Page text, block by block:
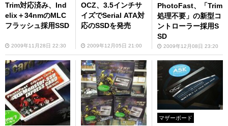
Trim対応済み、Ind
elix＋34nmのMLC
フラッシュ採用SSD
2009年11月28日 22:30
OCZ、3.5インチサ
イズでSerial ATA対
応のSSDを発売
2009年12月05日 21:00
PhotoFast、「Trim
処理不要」の新型コ
ントローラー採用S
SD
2009年12月08日 23:20
マザーボード